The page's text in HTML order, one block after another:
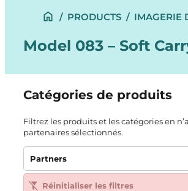
/ PRODUCTS / IMAGERIE
Model 083 – Soft
Catégories de produits
Filtrez les produits et les catégories en
partenaires sélectionnés.
Partners
Réinitialiser les filtres